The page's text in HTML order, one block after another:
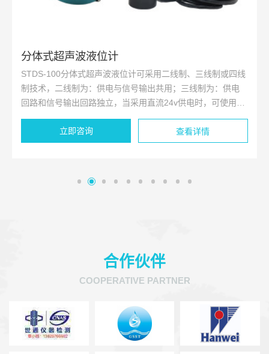
分体式超声波液位计
STDS-100分体式超声波液位计可采用二线制、三线制或四线
制技术，二线制为：供电与信号输出共用；三线制为：供电
回路和信号输出回路独立，当采用直流24v供电时，可使用一
根3芯电缆线，供电负端和信号输出负端共用一根芯线；四线
制为：当采用交流220v供电时，或者当采用直流24v供电，要
求供电回路与信号输出回路完全隔离时，应使用一根4芯电缆
立即咨询 查看详情
合作伙伴
COOPERATIVE PARTNER